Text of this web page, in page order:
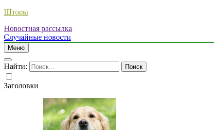
Шторы
Новостная рассылка
Случайные новости
Меню
Найти:
Заголовки